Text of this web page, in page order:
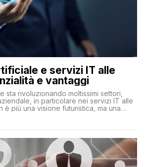
e servizi IT alle
e vantaggi
sta rivoluzionando moltissimi settori,
in particolare nei servizi IT alle
è più una visione futuristica, ma una
portando a un cambio significativo in
[…]